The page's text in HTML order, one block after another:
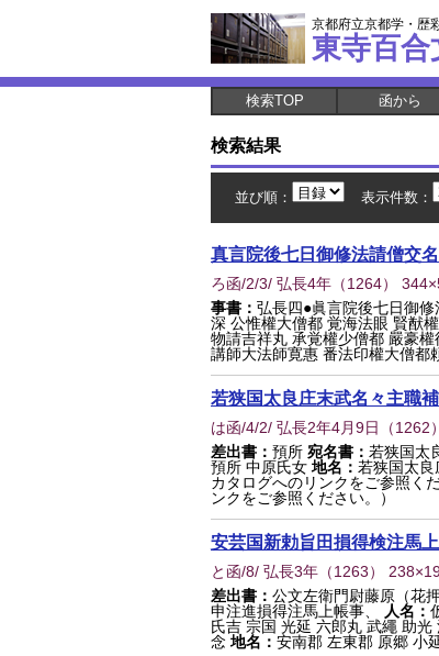
京都府立京都学・歴
東寺百
検索TOP 函から
検索結果
並び順： 表示件数：
真言院後七日御修法請僧交名
ろ函/2/3/ 弘長4年 （1264）
事書： 弘長四●眞言院後七日御修
深 公惟權大僧都 覚海法眼 賢猷
物請吉祥丸 承覚權少僧都 嚴豪
講師大法師寛惠 番法印權大僧都
若狭国太良庄末武名々主職
は函/4/2/ 弘長2年4月9日 （1262
差出書： 預所 宛名書： 若狭国太
預所 中原氏女 地名： 若狭国太良
カタログへのリンクをご参照くだ
ンクをご参照ください。）
安芸国新勅旨田損得検注馬
と函/8/ 弘長3年 （1263）
差出書： 公文左衛門尉藤原（花
申注進損得注馬上帳事、
人名：
氏吉 宗国 光延 六郎丸 武繩 助
念 地名： 安南郡 左東郡 原郷 小